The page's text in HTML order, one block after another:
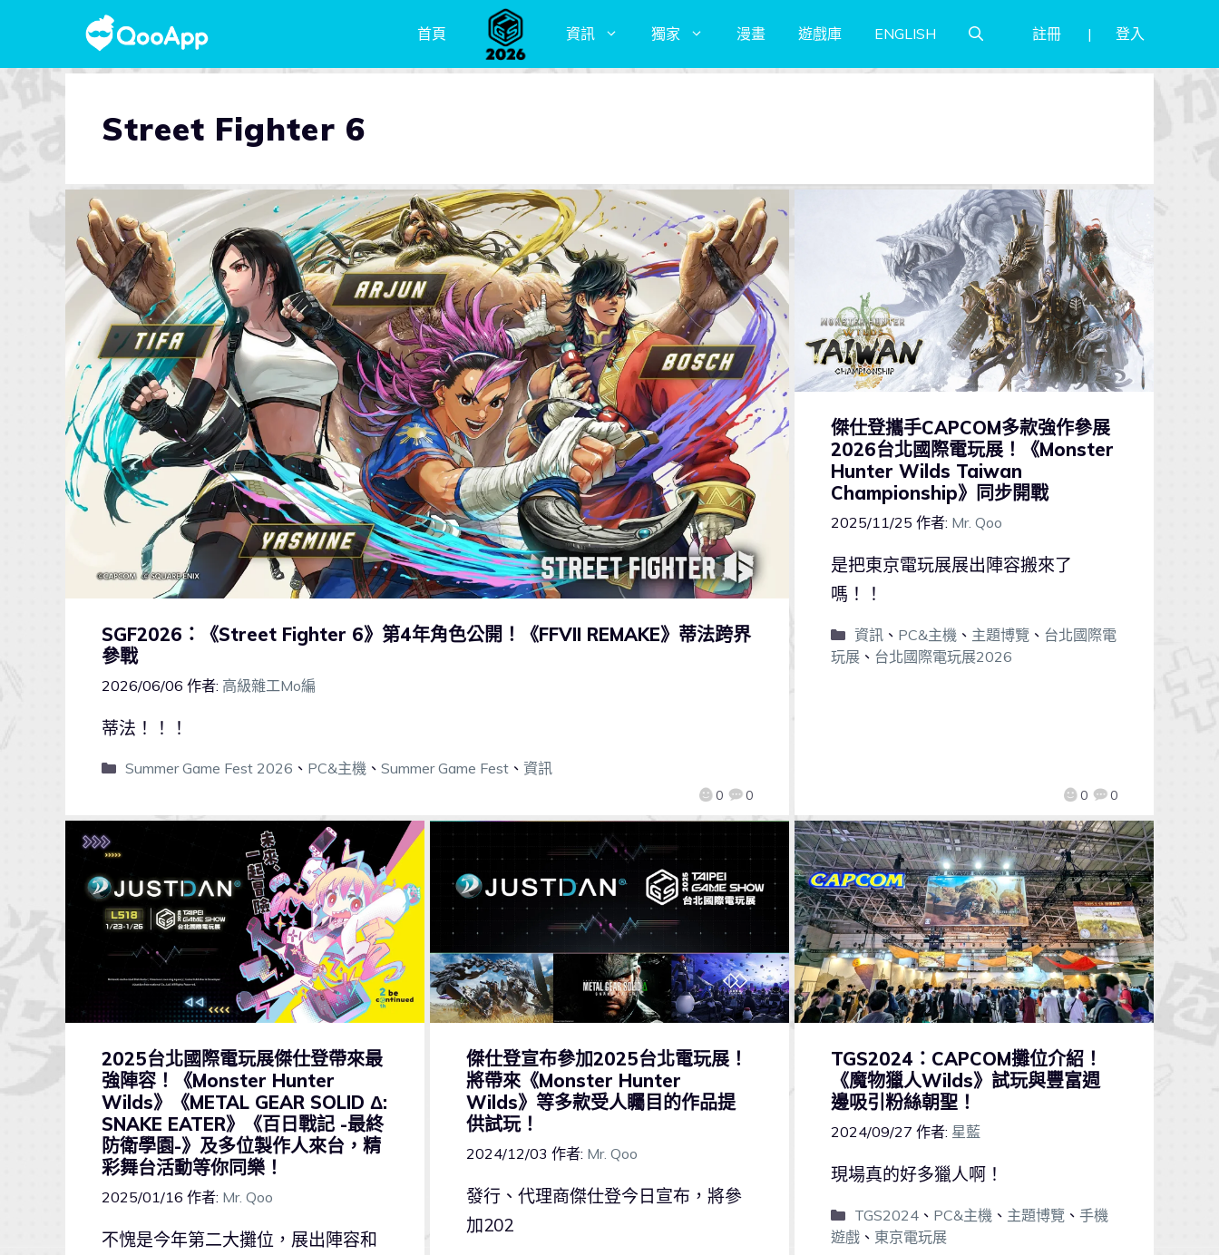
首頁 資訊 獨家 漫畫 遊戲庫 ENGLISH 註冊 登入
Street Fighter 6
SGF2026：《Street Fighter 6》第4年角色公開！《FFVII REMAKE》蒂法跨界
參戰
2026/06/06 作者: 高級雜工Mo編
0 0
蒂法！！！
Summer Game Fest 2026 、 PC&主機 、 Summer Game Fest、 資訊
傑仕登攜手CAPCOM多款強作參展
2026台北國際電玩展！《Monster
Hunter Wilds Taiwan
Championship》同步開戰
2025/11/25 作者: Mr. Qoo
0 0
是把東京電玩展展出陣容搬來了
嗎！！
資訊、 PC&主機 、 主題博覽、 台北國際電
玩展 、 台北國際電玩展2026
2025台北國際電玩展傑仕登帶來最
強陣容！《Monster Hunter
Wilds》《METAL GEAR SOLID Δ:
SNAKE EATER》《百日戰記 -最終
防衛學園-》及多位製作人來台，精
彩舞台活動等你同樂！
2025/01/16 作者: Mr. Qoo
不愧是今年第二大攤位，展出陣容和
傑仕登宣布參加2025台北電玩展！
將帶來《Monster Hunter
Wilds》等多款受人矚目的作品提
供試玩！
2024/12/03 作者: Mr. Qoo
發行、代理商傑仕登今日宣布，將參
加202
TGS2024：CAPCOM攤位介紹！
《魔物獵人Wilds》試玩與豐富週
邊吸引粉絲朝聖！
2024/09/27 作者: 星藍
現場真的好多獵人啊！
TGS2024、 PC&主機 、 主題博覽、 手機
遊戲、 東京電玩展